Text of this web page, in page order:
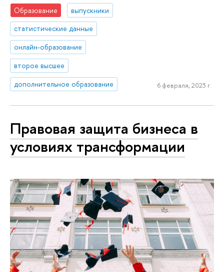
Образование
выпускники
статистические данные
онлайн-образование
второе высшее
дополнительное образование
6 февраля, 2023 г.
Правовая защита бизнеса в
условиях трансформации